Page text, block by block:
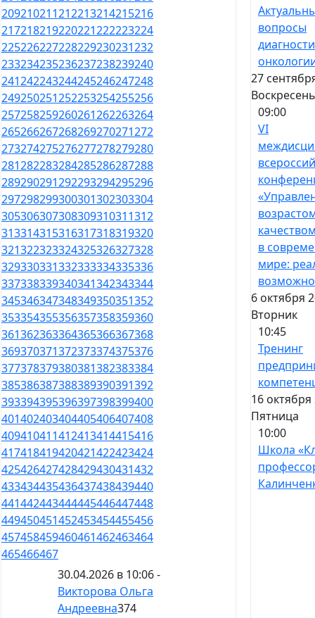
209210211212213214215216
217218219220221222223224
225226227228229230231232
233234235236237238239240
241242243244245246247248
249250251252253254255256
257258259260261262263264
265266267268269270271272
273274275276277278279280
281282283284285286287288
289290291292293294295296
297298299300301302303304
305306307308309310311312
313314315316317318319320
321322323324325326327328
329330331332333334335336
337338339340341342343344
345346347348349350351352
353354355356357358359360
361362363364365366367368
369370371372373374375376
377378379380381382383384
385386387388389390391392
393394395396397398399400
401402403404405406407408
409410411412413414415416
417418419420421422423424
425426427428429430431432
433434435436437438439440
441442443444445446447448
449450451452453454455456
457458459460461462463464
465466467
30.04.2026 в 10:06 -
Викторова Ольга
Андреевна374
вопросы
27
09:00
VI
в
мире:
6 октября
Вторник
10:45
Тренинг
16 октября
Пятница
10:00
Школа